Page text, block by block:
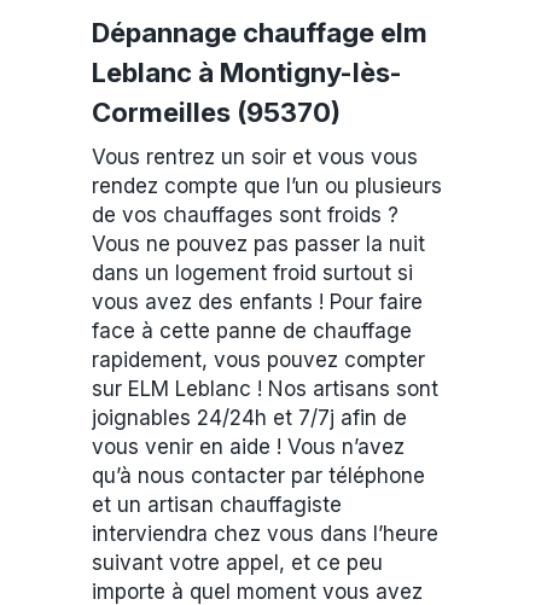
Dépannage chauffage elm
Leblanc à Montigny-lès-
Cormeilles (95370)
Vous rentrez un soir et vous vous
rendez compte que l’un ou plusieurs
de vos chauffages sont froids ?
Vous ne pouvez pas passer la nuit
dans un logement froid surtout si
vous avez des enfants ! Pour faire
face à cette panne de chauffage
rapidement, vous pouvez compter
sur ELM Leblanc ! Nos artisans sont
joignables 24/24h et 7/7j afin de
vous venir en aide ! Vous n’avez
qu’à nous contacter par téléphone
et un artisan chauffagiste
interviendra chez vous dans l’heure
suivant votre appel, et ce peu
importe à quel moment vous avez